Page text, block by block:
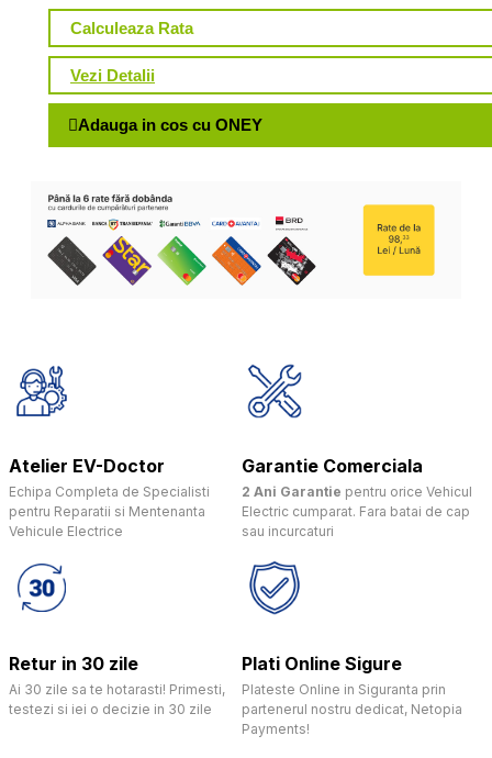
Calculeaza Rata
Vezi Detalii
Adauga in cos cu ONEY
Atelier EV-Doctor
Echipa Completa de Specialisti
pentru Reparatii si Mentenanta
Vehicule Electrice
Garantie Comerciala
2 Ani Garantie pentru orice Vehicul
Electric cumparat. Fara batai de cap
sau incurcaturi
Retur in 30 zile
Ai 30 zile sa te hotarasti! Primesti,
testezi si iei o decizie in 30 zile
Plati Online Sigure
Plateste Online in Siguranta prin
partenerul nostru dedicat, Netopia
Payments!